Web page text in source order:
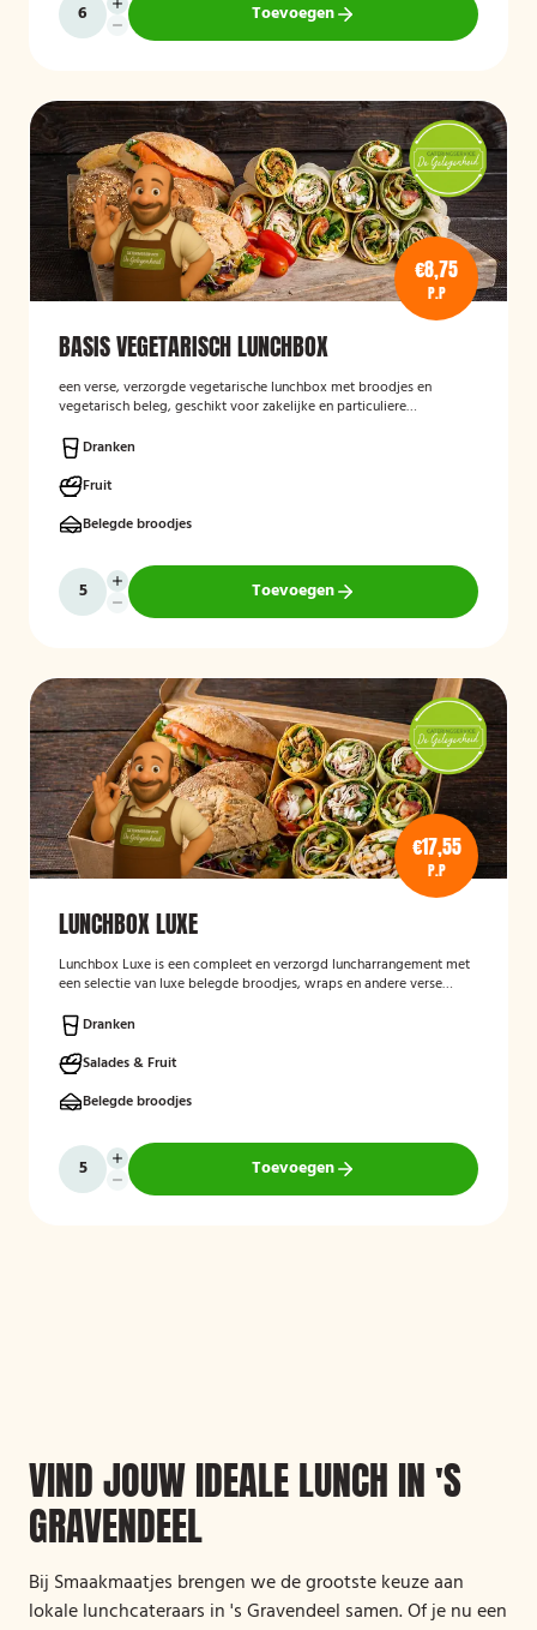
Toevoegen
€8,75
P.P
BASIS VEGETARISCH LUNCHBOX
een verse, verzorgde vegetarische lunchbox met broodjes en
vegetarisch beleg, geschikt voor zakelijke en particuliere
Dranken
Fruit
Belegde broodjes
Toevoegen
€17,55
P.P
LUNCHBOX LUXE
Lunchbox Luxe is een compleet en verzorgd luncharrangement met
een selectie van luxe belegde broodjes, wraps en andere verse
bijeenkomsten, vergaderingen en groepslunches en staat bekend
om de verse ingrediënten, verzorgde presentatie en de mogelijkheid
om rekening te houden met dieetwensen zoals vegetarisch,
veganistisch of halal.
Dranken
Salades & Fruit
Belegde broodjes
Toevoegen
VIND JOUW IDEALE LUNCH IN 'S
GRAVENDEEL
Bij Smaakmaatjes brengen we de grootste keuze aan
lokale lunchcateraars in 's Gravendeel samen. Of je nu een